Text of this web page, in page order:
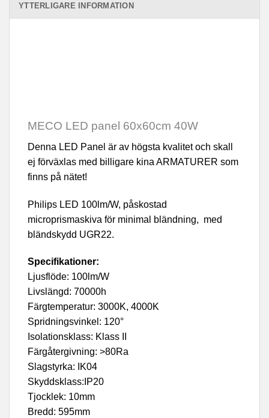
YTTERLIGARE INFORMATION
MECO LED panel 60x60cm 40W
Denna LED Panel är av högsta kvalitet och skall
ej förväxlas med billigare kina ARMATURER som
finns på nätet!
Philips LED 100lm/W, påskostad
microprismaskiva för minimal bländning, med
bländskydd UGR22.
Specifikationer:
Ljusflöde: 100lm/W
Livslängd: 70000h
Färgtemperatur: 3000K, 4000K
Spridningsvinkel: 120°
Isolationsklass: Klass II
Färgåtergivning: >80Ra
Slagstyrka: IK04
Skyddsklass:IP20
Tjocklek: 10mm
Bredd: 595mm